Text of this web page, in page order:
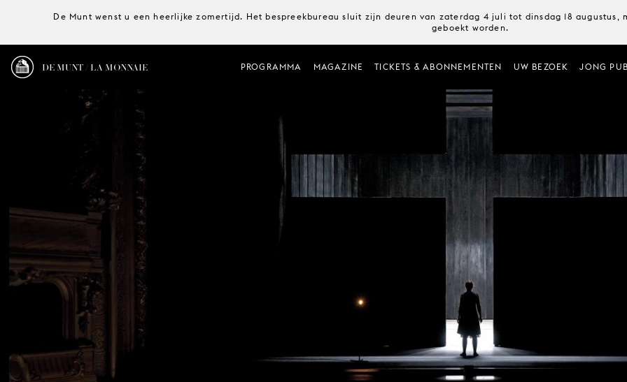
De Munt wenst u een heerlijke zomertijd. Het bespreekbureau sluit zijn deuren van zaterdag 4 juli tot dinsdag 18
geboekt worden.
DE MUNT / LA MONNAIE PROGRAMMA MAGAZINE TICKETS & ABONNEMENTEN UW BEZOEK JONG